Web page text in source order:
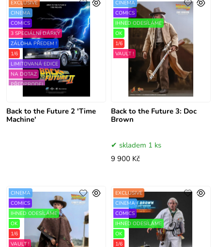
Back to the Future 2 'Time
Machine'
EXCLUSIVE
CINEMA
COMICS
3 SPECIÁLNÍ DÁRKY
ZÁLOHA PŘEDEM !
1/6
LIMITOVANÁ EDICE
NA DOTAZ
PŘEDPRODEJ
Back to the Future 3: Doc
Brown
CINEMA
COMICS
IHNED ODESÍLÁME
OK
1/6
VAULT !
skladem 1 ks
9 900 Kč
CINEMA
COMICS
IHNED ODESÍLÁME
OK
1/6
VAULT !
EXCLUSIVE
CINEMA
COMICS
IHNED ODESÍLÁME
OK
1/6